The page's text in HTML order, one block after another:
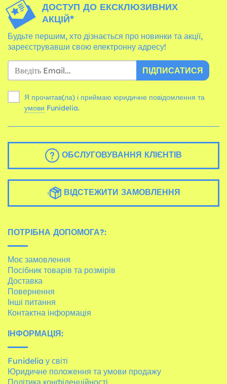
ДОСТУП ДО ЕКСКЛЮЗИВНИХ
АКЦІЙ*
Будьте першим, хто дізнається про новинки та акції,
зареєструвавши свою електронну адресу!
ПІДПИСАТИСЯ
Я прочитав(ла) і приймаю юридичне повідомлення та
умови Funidelia.
ОБСЛУГОВУВАННЯ КЛІЄНТІВ
ВІДСТЕЖИТИ ЗАМОВЛЕННЯ
ПОТРІБНА ДОПОМОГА?:
Моє замовлення
Посібник товарів та розмірів
Доставка
Повернення
Інші питання
Контактна інформація
ІНФОРМАЦІЯ:
Funidelia у світі
Юридичне положення та умови продажу
Політика конфіденційності